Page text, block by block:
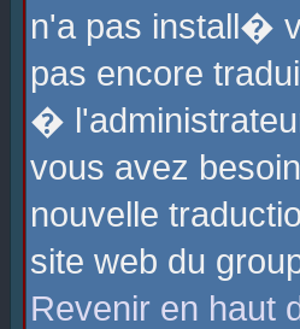
n'a pas install�
pas encore
�
vous avez
nouvelle
site web du
Revenir en haut